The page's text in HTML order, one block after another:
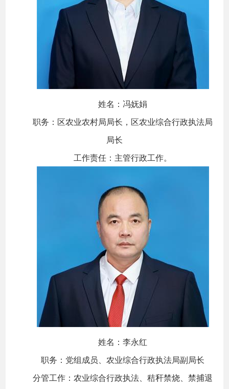
姓名：冯妩娟
职务：区农业农村局局长，区农业综合行政执法局
局长
工作责任：主管行政工作。
姓名：李永红
职务：党组成员、农业综合行政执法局副局长
分管工作：农业综合行政执法、秸秆禁烧、禁捕退